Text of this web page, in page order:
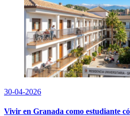
30-04-2026
Vivir en Granada como estudiante